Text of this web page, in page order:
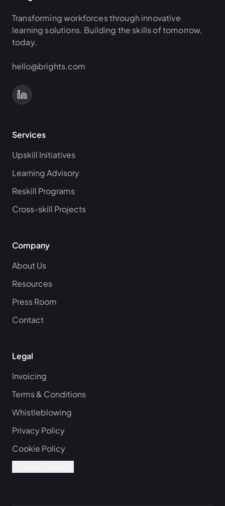
Transforming workforces through innovative
learning solutions. Building the skills of tomorrow,
today.
hello@brights.com
Services
Upskill Initiatives
Learning Advisory
Reskill Programs
Cross-skill Projects
Company
About Us
Resources
Press Room
Contact
Legal
Invoicing
Terms & Conditions
Whistleblowing
Privacy Policy
Cookie Policy